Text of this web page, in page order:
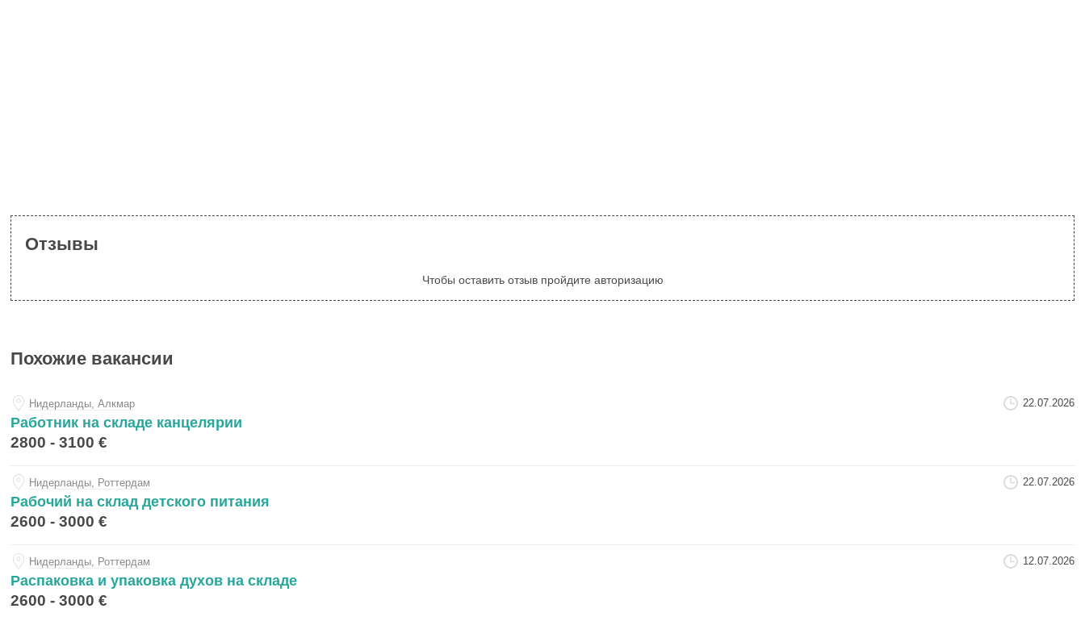
Отзывы
Чтобы оставить отзыв пройдите авторизацию
Похожие вакансии
Нидерланды, Алкмар 22.07.2026
Работник на складе канцелярии
2800 - 3100 €
Нидерланды, Роттердам 22.07.2026
Рабочий на склад детского питания
2600 - 3000 €
Нидерланды, Роттердам 12.07.2026
Распаковка и упаковка духов на складе
2600 - 3000 €